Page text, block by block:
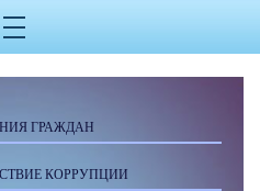
ГРАЖДАН
КОРРУПЦИИ